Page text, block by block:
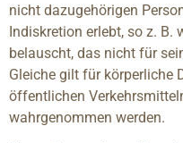
nicht dazugehörigen
Indiskretion erlebt, so z. B.
belauscht, das nicht für
Gleiche gilt für körperliche
öffentlichen
wahrgenommen werden.